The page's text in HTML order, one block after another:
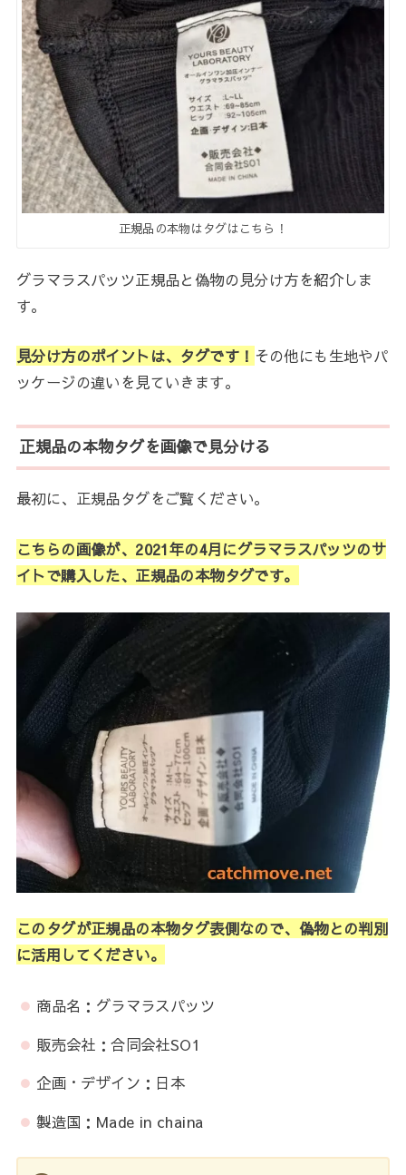
正規品の本物はタグはこちら！
グラマラスパッツ正規品と偽物の見分け方を紹介しま
す。
見分け方のポイントは、タグです！ その他にも生地やパ
ッケージの違いを見ていきます。
正規品の本物タグを画像で見分ける
最初に、正規品タグをご覧ください。
こちらの画像が、2021年の4月にグラマラスパッツのサ
イトで購入した、正規品の本物タグです。
このタグが正規品の本物タグ表側なので、偽物との判別
に活用してください。
商品名：グラマラスパッツ
販売会社：合同会社SO1
企画・デザイン：日本
製造国：Made in chaina